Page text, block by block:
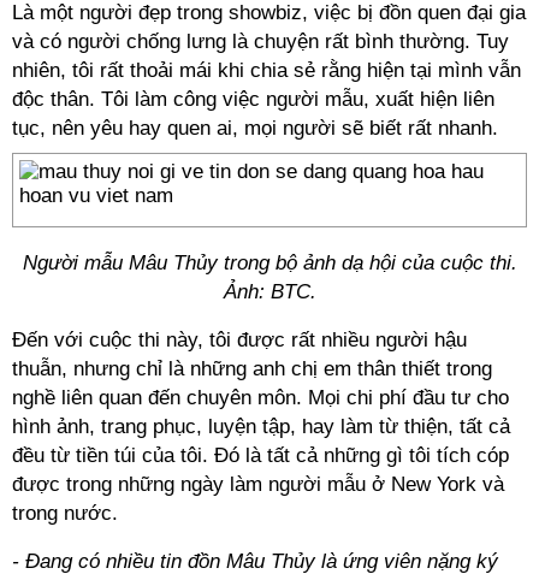
Là một người đẹp trong showbiz, việc bị đồn quen đại gia
và có người chống lưng là chuyện rất bình thường. Tuy
nhiên, tôi rất thoải mái khi chia sẻ rằng hiện tại mình vẫn
độc thân. Tôi làm công việc người mẫu, xuất hiện liên
tục, nên yêu hay quen ai, mọi người sẽ biết rất nhanh.
Người mẫu Mâu Thủy trong bộ ảnh dạ hội của cuộc thi.
Ảnh: BTC.
Đến với cuộc thi này, tôi được rất nhiều người hậu
thuẫn, nhưng chỉ là những anh chị em thân thiết trong
nghề liên quan đến chuyên môn. Mọi chi phí đầu tư cho
hình ảnh, trang phục, luyện tập, hay làm từ thiện, tất cả
đều từ tiền túi của tôi. Đó là tất cả những gì tôi tích cóp
được trong những ngày làm người mẫu ở New York và
trong nước.
- Đang có nhiều tin đồn Mâu Thủy là ứng viên nặng ký